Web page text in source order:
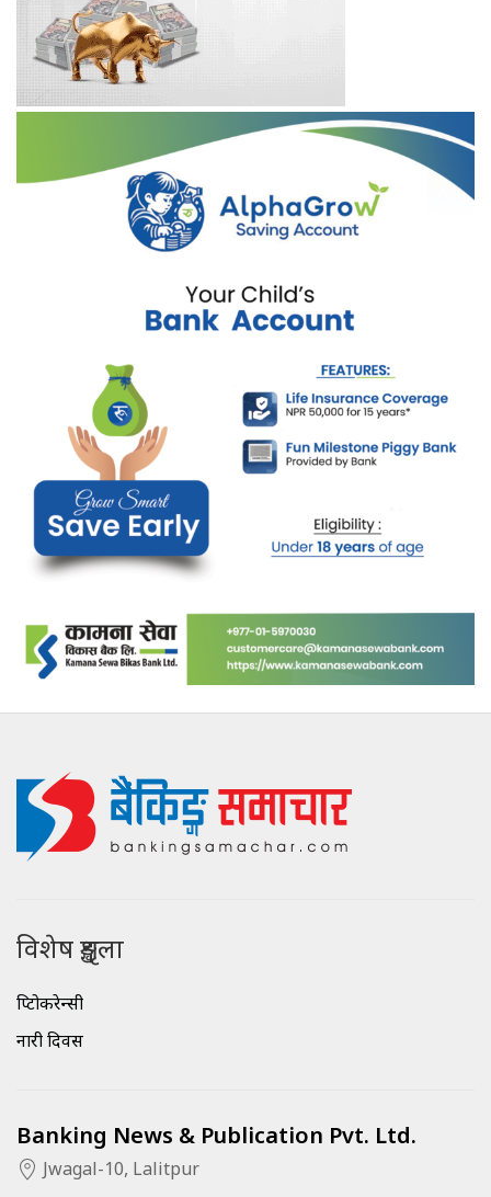
विशेष शृङ्खला
क्रिप्टोकरेन्सी
नारी दिवस
Banking News & Publication Pvt. Ltd.
Jwagal-10, Lalitpur